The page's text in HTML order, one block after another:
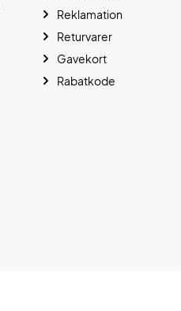
Reklamation
Returvarer
Gavekort
Rabatkode